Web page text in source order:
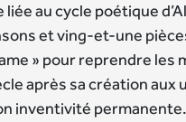
au cycle poétique
et ving-et-une
» pour reprendre
après sa création
inventivité